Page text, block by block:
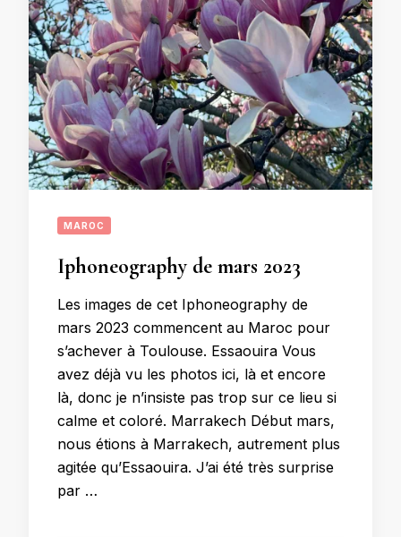
MAROC
Iphoneography de mars 2023
Les images de cet Iphoneography de
mars 2023 commencent au Maroc pour
s’achever à Toulouse. Essaouira Vous
avez déjà vu les photos ici, là et encore
là, donc je n’insiste pas trop sur ce lieu si
calme et coloré. Marrakech Début mars,
nous étions à Marrakech, autrement plus
agitée qu’Essaouira. J’ai été très surprise
par …